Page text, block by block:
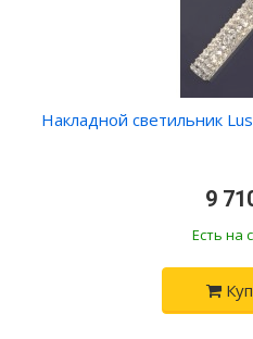
Накладной светильник
9
Есть на